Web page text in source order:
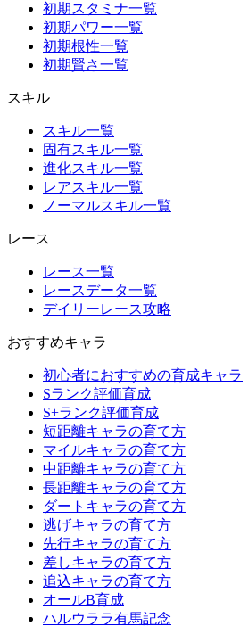
初期スタミナ一覧
初期パワー一覧
初期根性一覧
初期賢さ一覧
スキル
スキル一覧
固有スキル一覧
進化スキル一覧
レアスキル一覧
ノーマルスキル一覧
レース
レース一覧
レースデータ一覧
デイリーレース攻略
おすすめキャラ
初心者におすすめの育成キャラ
Sランク評価育成
S+ランク評価育成
短距離キャラの育て方
マイルキャラの育て方
中距離キャラの育て方
長距離キャラの育て方
ダートキャラの育て方
逃げキャラの育て方
先行キャラの育て方
差しキャラの育て方
追込キャラの育て方
オールB育成
ハルウララ有馬記念